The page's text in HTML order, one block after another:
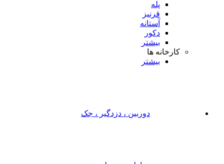
پله
قرنیز
آستانه
دکور
بیشتر
کارخانه ها
بیشتر
دوربین ، دزدگیر ، جک